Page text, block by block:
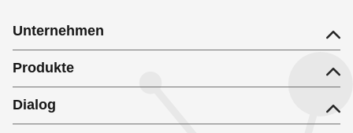
Unternehmen
Produkte
Dialog